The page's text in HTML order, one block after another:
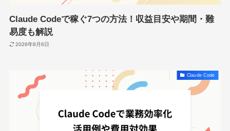
Claude Codeで稼ぐ7つの方法！収益目安や期間・難
易度も解説
2026年8月6日
Claude Code